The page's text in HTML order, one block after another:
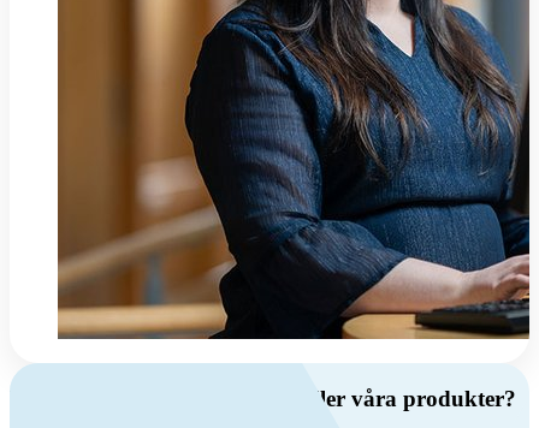
Har du frågor om ventilation eller våra produkter?